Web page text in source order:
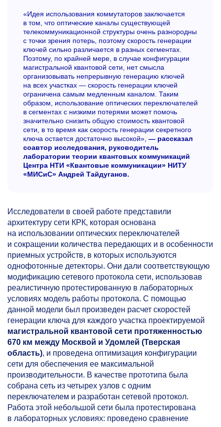
«Идея использования коммутаторов заключается
в том, что оптические каналы существующей
телекоммуникационной структуры очень разнородны
с точки зрения потерь, поэтому скорость генерации
ключей сильно различается в разных сегментах.
Поэтому, по крайней мере, в случае конфигурации
магистральной квантовой сети, нет смысла
организовывать непрерывную генерацию ключей
на всех участках — скорость генерации ключей
ограничена самым медленным каналом. Таким
образом, использование оптических переключателей
в сегментах с низкими потерями может помочь
значительно снизить общую стоимость квантовой
сети, в то время как скорость генерации секретного
ключа остается достаточно высокой», — рассказал
соавтор исследования, руководитель
лаборатории теории квантовых коммуникаций
Центра НТИ «Квантовые коммуникации» НИТУ
«МИСиС» Андрей Тайдуганов.
Исследователи в своей работе представили
архитектуру сети КРК, которая основана
на использовании оптических переключателей
и сокращении количества передающих и в особенности
приемных устройств, в которых используются
однофотонные детекторы. Они дали соответствующую
модификацию сетевого протокола сети, использовав
реалистичную протестированную в лабораторных
условиях модель работы протокола. С помощью
данной модели был произведен расчет скоростей
генерации ключа для каждого участка проектируемой
магистральной квантовой сети протяженностью
670 км между Москвой и Удомлей (Тверская
область), и проведена оптимизация конфигурации
сети для обеспечения ее максимальной
производительности. В качестве прототипа была
собрана сеть из четырех узлов с одним
переключателем и разработан сетевой протокол.
Работа этой небольшой сети была протестирована
в лабораторных условиях: проведено сравнение